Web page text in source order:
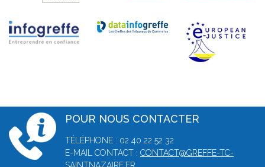
POUR NOUS CONTACTER
TÉLÉPHONE : 02 40 22 52 32
E-MAIL CONTACT : CONTACT@GREFFE-TC-